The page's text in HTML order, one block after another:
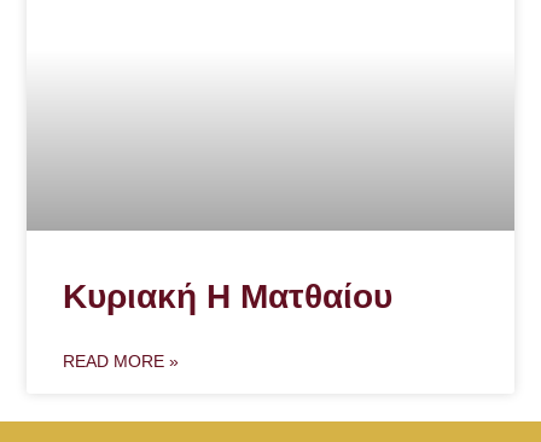
Κυριακή Η Ματθαίου
READ MORE »